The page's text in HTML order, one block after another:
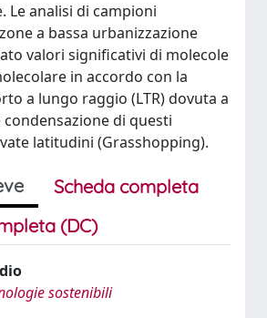
Le analisi di campioni
a bassa urbanizzazione
valori significativi di molecole
in accordo con la
a lungo raggio (LTR) dovuta a
condensazione di questi
latitudini (Grasshopping).
Scheda completa
(DC)
sostenibili